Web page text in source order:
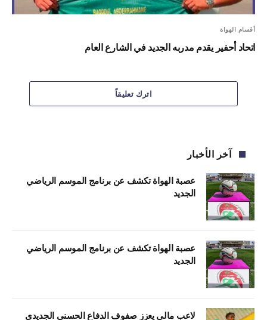
أقسام الهواة
اتحاد أحفير يقدم مدربه الجديد في الشارع العام
اترك تعليقاً
آخر الأخبار
عصبة الهواة تكشف عن برنامج الموسم الرياضي
الجديد
عصبة الهواة تكشف عن برنامج الموسم الرياضي
الجديد
لاعب مالي يعزز صفوف الدفاع الحسني الجديدي